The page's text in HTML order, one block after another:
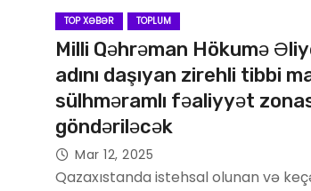
TOP XƏBƏR TOPLUM
Milli Qəhrəman Hökumə
adını daşıyan zirehli tibbi
sülhməramlı fəaliyyət
göndəriləcək
Mar 12, 2025
Qazaxıstanda istehsal olunan və